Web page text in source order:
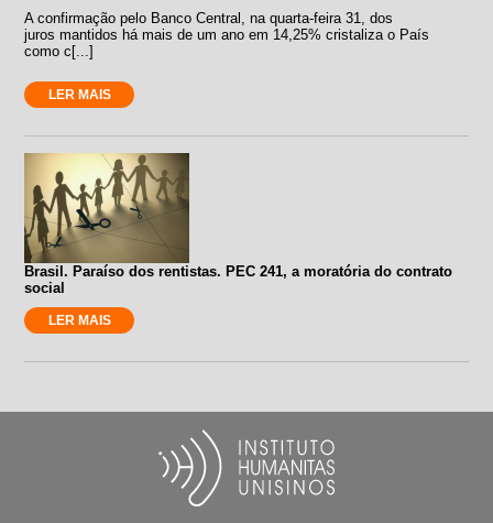
A confirmação pelo Banco Central, na quarta-feira 31, dos
juros mantidos há mais de um ano em 14,25% cristaliza o País
como c[...]
LER MAIS
Brasil. Paraíso dos rentistas. PEC 241, a moratória do contrato
social
LER MAIS